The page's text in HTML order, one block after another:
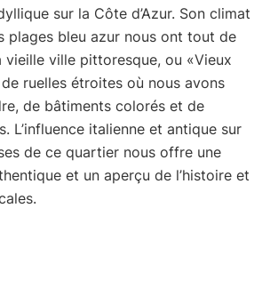
sur la Côte d’Azur. Son climat
plages bleu azur nous ont tout de
vieille ville pittoresque, ou «Vieux
ruelles étroites où nous avons
de bâtiments colorés et de
L’influence italienne et antique sur
de ce quartier nous offre une
et un aperçu de l’histoire et